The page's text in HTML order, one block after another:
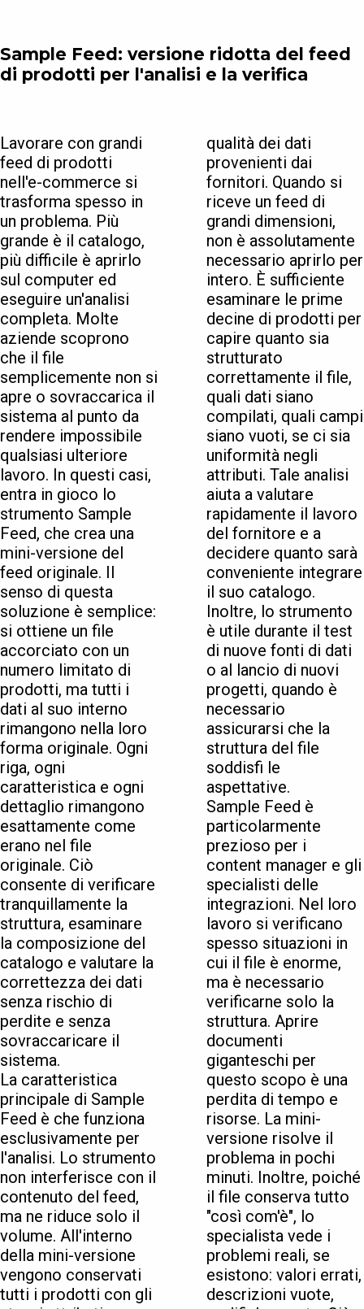
Sample Feed: versione ridotta del feed
di prodotti per l'analisi e la verifica
Lavorare con grandi
feed di prodotti
nell'e-commerce si
trasforma spesso in
un problema. Più
grande è il catalogo,
più difficile è aprirlo
sul computer ed
eseguire un'analisi
completa. Molte
aziende scoprono
che il file
semplicemente non si
apre o sovraccarica il
sistema al punto da
rendere impossibile
qualsiasi ulteriore
lavoro. In questi casi,
entra in gioco lo
strumento Sample
Feed, che crea una
mini-versione del
feed originale. Il
senso di questa
soluzione è semplice:
si ottiene un file
accorciato con un
numero limitato di
prodotti, ma tutti i
dati al suo interno
rimangono nella loro
forma originale. Ogni
riga, ogni
caratteristica e ogni
dettaglio rimangono
esattamente come
erano nel file
originale. Ciò
consente di verificare
tranquillamente la
struttura, esaminare
la composizione del
catalogo e valutare la
correttezza dei dati
senza rischio di
perdite e senza
sovraccaricare il
sistema.
La caratteristica
principale di Sample
Feed è che funziona
esclusivamente per
l'analisi. Lo strumento
non interferisce con il
contenuto del feed,
ma ne riduce solo il
volume. All'interno
della mini-versione
vengono conservati
tutti i prodotti con gli
qualità dei dati
provenienti dai
fornitori. Quando si
riceve un feed di
grandi dimensioni,
non è assolutamente
necessario aprirlo per
intero. È sufficiente
esaminare le prime
decine di prodotti per
capire quanto sia
strutturato
correttamente il file,
quali dati siano
compilati, quali campi
siano vuoti, se ci sia
uniformità negli
attributi. Tale analisi
aiuta a valutare
rapidamente il lavoro
del fornitore e a
decidere quanto sarà
conveniente integrare
il suo catalogo.
Inoltre, lo strumento
è utile durante il test
di nuove fonti di dati
o al lancio di nuovi
progetti, quando è
necessario
assicurarsi che la
struttura del file
soddisfi le
aspettative.
Sample Feed è
particolarmente
prezioso per i
content manager e gli
specialisti delle
integrazioni. Nel loro
lavoro si verificano
spesso situazioni in
cui il file è enorme,
ma è necessario
verificarne solo la
struttura. Aprire
documenti
giganteschi per
questo scopo è una
perdita di tempo e
risorse. La mini-
versione risolve il
problema in pochi
minuti. Inoltre, poiché
il file conserva tutto
"così com'è", lo
specialista vede i
problemi reali, se
esistono: valori errati,
descrizioni vuote,